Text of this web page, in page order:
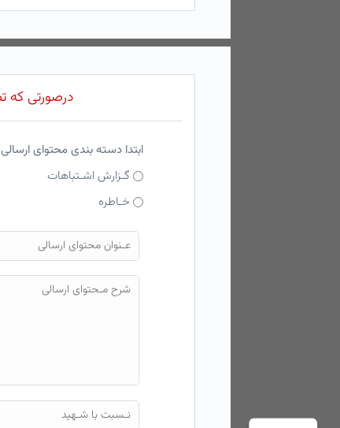
درصورتی که
ابتدا دسته بندی محتوای
گـزارش اشـتباهات
خـاطره